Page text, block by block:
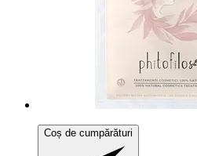
Coș de cumpărături